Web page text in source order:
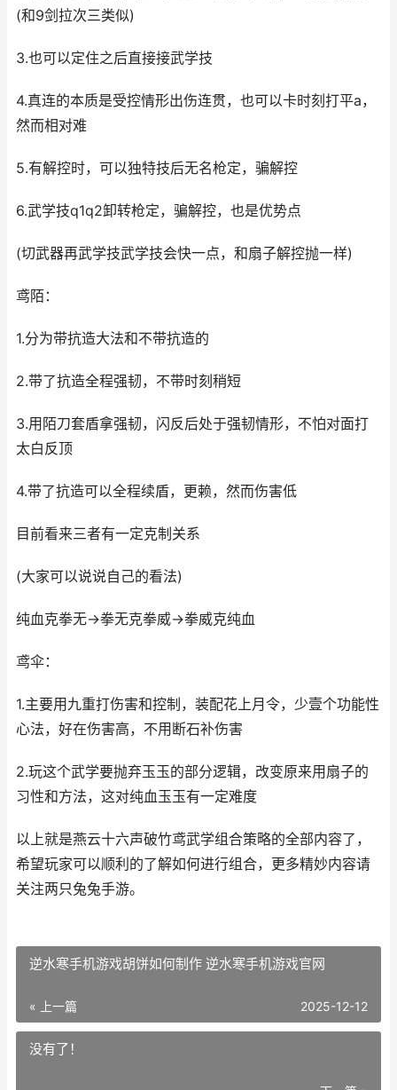
(和9剑拉次三类似)
3.也可以定住之后直接接武学技
4.真连的本质是受控情形出伤连贯，也可以卡时刻打平a，
然而相对难
5.有解控时，可以独特技后无名枪定，骗解控
6.武学技q1q2卸转枪定，骗解控，也是优势点
(切武器再武学技武学技会快一点，和扇子解控抛一样)
鸢陌：
1.分为带抗造大法和不带抗造的
2.带了抗造全程强韧，不带时刻稍短
3.用陌刀套盾拿强韧，闪反后处于强韧情形，不怕对面打
太白反顶
4.带了抗造可以全程续盾，更赖，然而伤害低
目前看来三者有一定克制关系
(大家可以说说自己的看法)
纯血克拳无→拳无克拳威→拳威克纯血
鸢伞：
1.主要用九重打伤害和控制，装配花上月令，少壹个功能性
心法，好在伤害高，不用断石补伤害
2.玩这个武学要抛弃玉玉的部分逻辑，改变原来用扇子的
习性和方法，这对纯血玉玉有一定难度
以上就是燕云十六声破竹鸢武学组合策略的全部内容了，
希望玩家可以顺利的了解如何进行组合，更多精妙内容请
关注两只兔兔手游。
逆水寒手机游戏胡饼如何制作 逆水寒手机游戏官网
« 上一篇 2025-12-12
没有了！